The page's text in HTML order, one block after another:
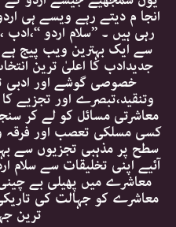
انجا م دیتے رہے ویسے ہی
رہی ہیں ۔ ’’سلام اردو
سے ایک بہترین ویب پیج
جدیدادب کا اعلیٰ ترین
خصوصی گوشے اور ادبی
وتنقید،تبصرے اور تجزیے
معاشرتی مسائل کو لے کر
کسی مسلکی تعصب اور فرقہ
سطح پر مذہبی تجزیوں سے
آئیے اپنی تخلیقات سے سلام
معاشرے میں پھیلی بے
معاشرے کو جہالت کی
ترین